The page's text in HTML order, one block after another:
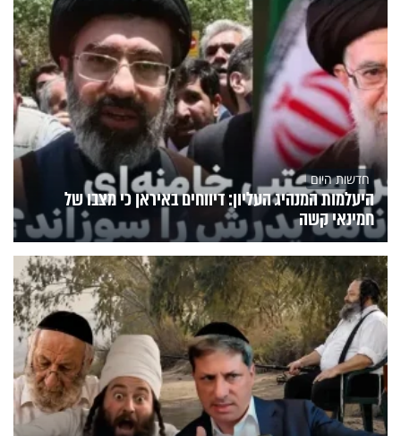
חדשות היום
היעלמות המנהיג העליון: דיווחים באיראן כי מצבו של
חמינאי קשה